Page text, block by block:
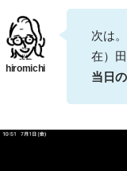
次は
在）
当日